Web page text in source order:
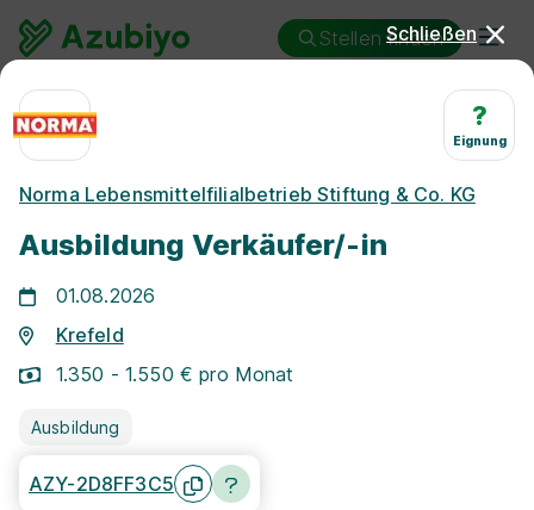
Stellen finden
Ausbildung
Krefeld
Freie Stellen finden
Schließen
?
Eignung
Norma Lebensmittelfilialbetrieb Stiftung & Co. KG
Ausbildung Verkäufer/-in
01.08.2026
Krefeld
1.350 - 1.550 € pro Monat
Ausbildung
AZY-2D8FF3C5